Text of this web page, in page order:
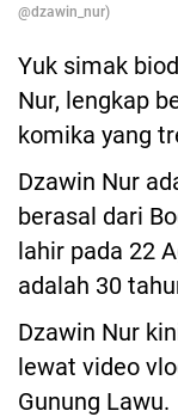
@dzawin_nur)
Yuk simak
Nur, lengkap
komika yang
Dzawin Nur
berasal dari
lahir pada 22
adalah 30
Dzawin Nur
lewat video
Gunung Lawu.